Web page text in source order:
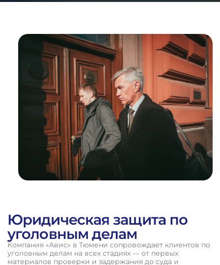
%
ВЫИГРАННЫХ
ДЕЛ
Юридическая защита по
уголовным делам
Компания «Авис» в Тюмени сопровождает клиентов по
уголовным делам на всех стадиях — от первых
материалов проверки и задержания до суда и